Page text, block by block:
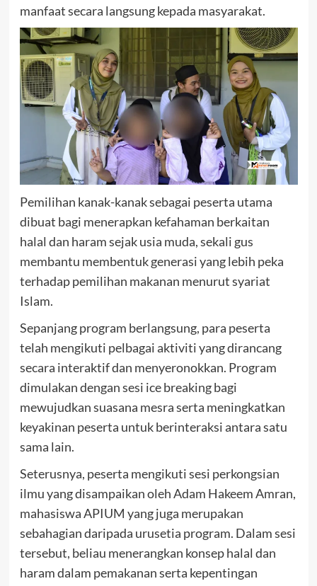
manfaat secara langsung kepada masyarakat.
Pemilihan kanak-kanak sebagai peserta utama
dibuat bagi menerapkan kefahaman berkaitan
halal dan haram sejak usia muda, sekali gus
membantu membentuk generasi yang lebih peka
terhadap pemilihan makanan menurut syariat
Islam.
Sepanjang program berlangsung, para peserta
telah mengikuti pelbagai aktiviti yang dirancang
secara interaktif dan menyeronokkan. Program
dimulakan dengan sesi ice breaking bagi
mewujudkan suasana mesra serta meningkatkan
keyakinan peserta untuk berinteraksi antara satu
sama lain.
Seterusnya, peserta mengikuti sesi perkongsian
ilmu yang disampaikan oleh Adam Hakeem Amran,
mahasiswa APIUM yang juga merupakan
sebahagian daripada urusetia program. Dalam sesi
tersebut, beliau menerangkan konsep halal dan
haram dalam pemakanan serta kepentingan